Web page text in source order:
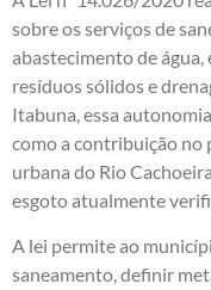
sobre os serviços de
abastecimento de
resíduos sólidos e
Itabuna, essa
como a contribuição no
urbana do Rio
esgoto atualmente
A lei permite ao
saneamento, definir